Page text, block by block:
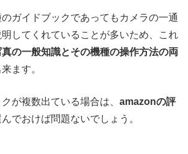
ガイドブックであってもカメラの一通
してくれていることが多いため、これ
真の一般知識とその機種の操作方法の両
ます。
が複数出ている場合は、 amazonの評
んでおけば問題ないでしょう。